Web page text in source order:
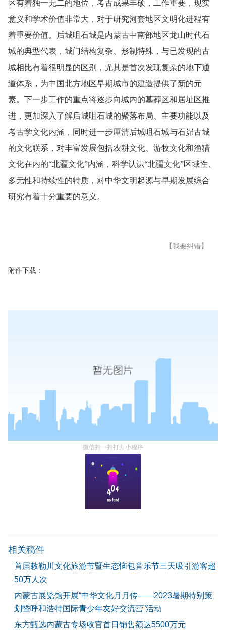
区有着独一无二的地位，考古成果丰硕，工作重要，现实
意义和学术价值非常大，对于研究河套地区文明化进程有
着重要价值。后城咀石城是内蒙古中南部地区龙山时代石
城的典型代表，城门结构复杂、形制特殊，与已发现的古
城相比有着很明显的区别，尤其是首次发现复杂的地下通
道体系，为中国北方地区早期城市的建造提供了新的元
素。下一步工作的重点将逐步向城内的墓葬区和居址区推
进，更加深入了解后城咀石城的聚落布局、主要功能以及
考古学文化内涵，同时进一步厘清后城咀石城与石峁古城
的文化联系，对丰富发展包括农耕文化、游牧文化和渔猎
文化在内的“北疆文化”内涵，科学认识“北疆文化”区域性、
多元性和持续性的特质，对中华文明起源与早期发展综合
研究有着十分重要的意义。
【我要纠错】
附件下载：
微信扫一扫打开小程序
相关稿件
首届敕勒川文化旅游节暨生态恼包音乐节三天吸引游客超
50万人次
内蒙古展览馆开展“中华文化月月传——2023暑期特别策
划暨呼和浩特国际青少年友好交流营”活动
东方甄选内蒙古专场收官首日销售额达5500万元